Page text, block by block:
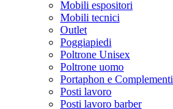
Mobili espositori
Mobili tecnici
Outlet
Poggiapiedi
Poltrone Unisex
Poltrone uomo
Portaphon e Complementi
Posti lavoro
Posti lavoro barber